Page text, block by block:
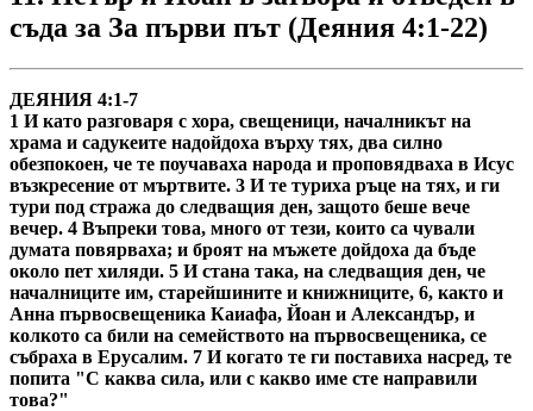
съда за За първи път (Деяния 4:1-22)
ДЕЯНИЯ 4:1-7
1 И като разговаря с хора, свещеници, началникът на
храма и садукеите надойдоха върху тях, два силно
обезпокоен, че те поучаваха народа и проповядваха в Исус
възкресение от мъртвите. 3 И те туриха ръце на тях, и ги
тури под стража до следващия ден, защото беше вече
вечер. 4 Въпреки това, много от тези, които са чували
думата повярваха; и броят на мъжете дойдоха да бъде
около пет хиляди. 5 И стана така, на следващия ден, че
началниците им, старейшините и книжниците, 6, както и
Анна първосвещеника Каиафа, Йоан и Александър, и
колкото са били на семейството на първосвещеника, се
събраха в Ерусалим. 7 И когато те ги поставиха насред, те
попита "С каква сила, или с какво име сте направили
това?"